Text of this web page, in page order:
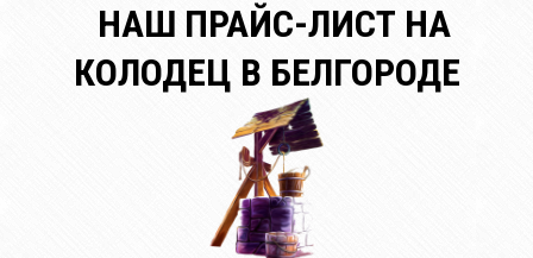
НАШ ПРАЙС-ЛИСТ НА
КОЛОДЕЦ В БЕЛГОРОДЕ